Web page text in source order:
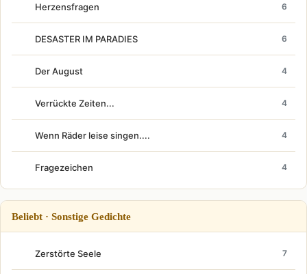
Herzensfragen 6
DESASTER IM PARADIES 6
Der August 4
Verrückte Zeiten... 4
Wenn Räder leise singen.... 4
Fragezeichen 4
Beliebt · Sonstige Gedichte
Zerstörte Seele 7